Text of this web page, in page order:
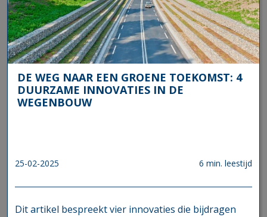
DE WEG NAAR EEN GROENE TOEKOMST: 4
DUURZAME INNOVATIES IN DE
WEGENBOUW
25-02-2025 6 min. leestijd
Dit artikel bespreekt vier innovaties die bijdragen